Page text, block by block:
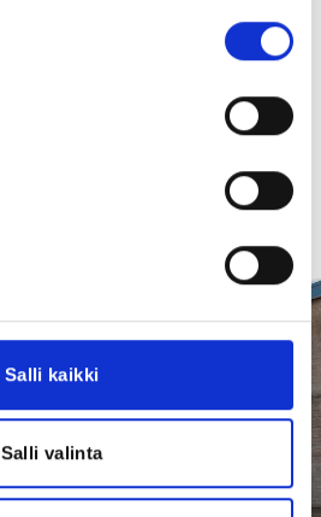
Salli kaikki
Salli valinta